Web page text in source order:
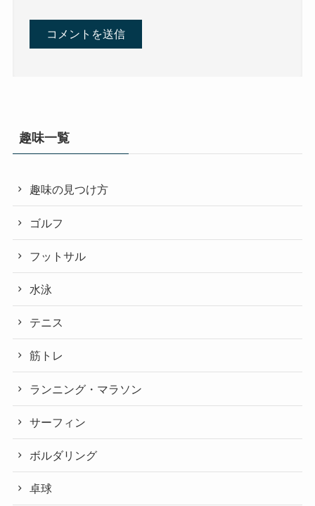
趣味一覧
趣味の見つけ方
ゴルフ
フットサル
水泳
テニス
筋トレ
ランニング・マラソン
サーフィン
ボルダリング
卓球